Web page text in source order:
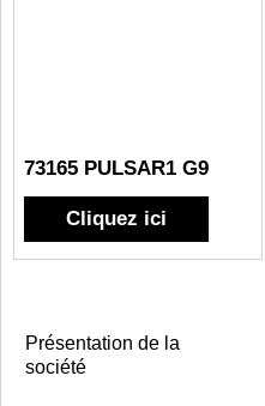
73165 PULSAR1 G9
Cliquez ici
Présentation de la
société